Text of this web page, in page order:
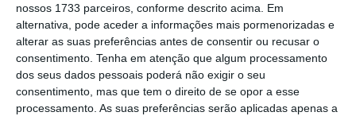
nossos 1733 parceiros, conforme descrito acima. Em
alternativa, pode aceder a informações mais pormenorizadas e
alterar as suas preferências antes de consentir ou recusar o
consentimento. Tenha em atenção que algum processamento
dos seus dados pessoais poderá não exigir o seu
consentimento, mas que tem o direito de se opor a esse
processamento. As suas preferências serão aplicadas apenas a
No momento em que a informação é
mais importante do que nunca, apoie
o jornalismo independente e rigoroso.
De que forma? Assine o ECO Premium e